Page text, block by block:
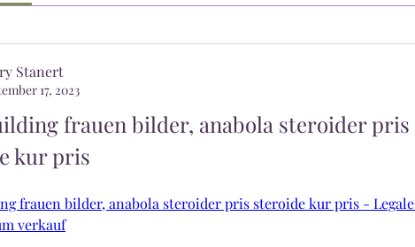
Stanert
17, 2023
frauen bilder, anabola steroider pris
kur pris
frauen bilder, anabola steroider pris steroide kur pris - Legale
verkauf